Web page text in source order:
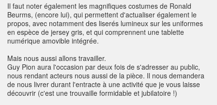
Il faut noter également les magnifiques costumes de Ronald
Beurms, (encore lui), qui permettent d'actualiser également le
propos, avec notamment des liserés lumineux sur les uniformes
en espèce de jersey gris, et qui comprennent une tablette
numérique amovible intégrée.
Mais nous aussi allons travailler.
Guy Pion aura l'occasion par deux fois de s'adresser au public,
nous rendant acteurs nous aussi de la pièce. Il nous demandera
de nous livrer durant l'entracte à une activité que je vous laisse
découvrir (c'est une trouvaille formidable et jubilatoire !)